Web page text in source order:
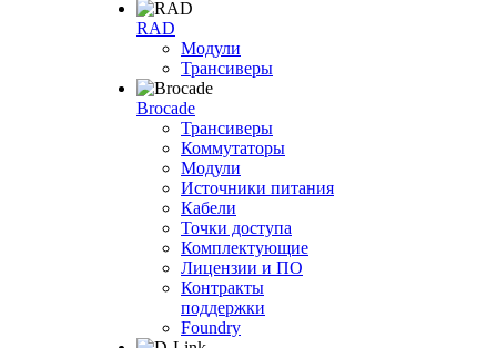
RAD
Модули
Трансиверы
Brocade
Трансиверы
Коммутаторы
Модули
Источники питания
Кабели
Точки доступа
Комплектующие
Лицензии и ПО
Контракты
поддержки
Foundry